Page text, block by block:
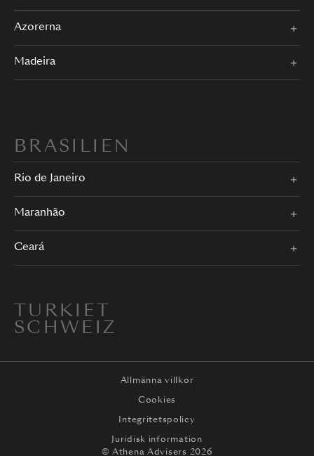
Azorerna
Madeira
BRASILIEN
Rio de Janeiro
Maranhão
Ceará
TURKIET
SCHWEIZ
Allmänna villkor
Cookies
Integritetspolicy
Juridisk information
© Athena Advisers 2026